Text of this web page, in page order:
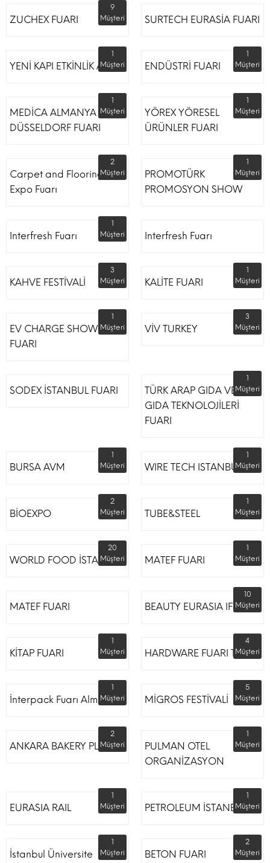
ZUCHEX FUARI
9
Müşteri
SURTECH EURASİA FUARI
YENİ KAPI ETKİNLİK ALANI
1
Müşteri
ENDÜSTRİ FUARI
1
Müşteri
MEDİCA ALMANYA
DÜSSELDORF FUARI
1
Müşteri
YÖREX YÖRESEL
ÜRÜNLER FUARI
1
Müşteri
Carpet and Flooring
Expo Fuarı
2
Müşteri
PROMOTÜRK
PROMOSYON SHOW
1
Müşteri
Interfresh Fuarı
1
Müşteri
Interfresh Fuarı
KAHVE FESTİVALİ
3
Müşteri
KALİTE FUARI
1
Müşteri
EV CHARGE SHOW
FUARI
1
Müşteri
VİV TURKEY
3
Müşteri
SODEX İSTANBUL FUARI
TÜRK ARAP GIDA VE
GIDA TEKNOLOJİLERİ
FUARI
1
Müşteri
BURSA AVM
1
Müşteri
WIRE TECH ISTANBUL
1
Müşteri
BİOEXPO
2
Müşteri
TUBE&STEEL
1
Müşteri
WORLD FOOD İSTANBUL
20
Müşteri
MATEF FUARI
1
Müşteri
MATEF FUARI BEAUTY EURASIA IFM
10
Müşteri
KİTAP FUARI
1
Müşteri
HARDWARE FUARI TÜYAP
4
Müşteri
İnterpack Fuarı Almanya
1
Müşteri
MİGROS FESTİVALİ
5
Müşteri
ANKARA BAKERY PLUS
2
Müşteri
PULMAN OTEL
ORGANİZASYON
1
Müşteri
EURASIA RAIL
1
Müşteri
PETROLEUM İSTANBUL
1
Müşteri
İstanbul Üniversite
1
Müşteri
BETON FUARI
2
Müşteri